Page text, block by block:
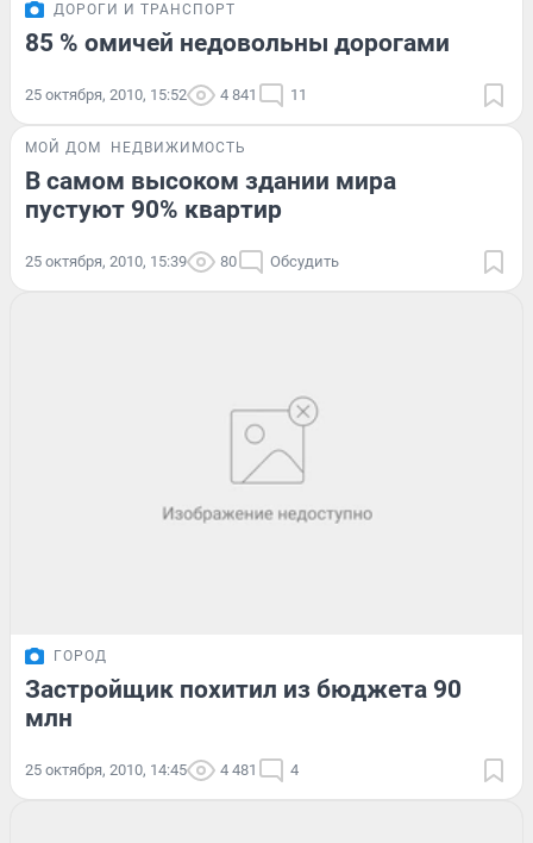
ДОРОГИ И ТРАНСПОРТ
85 % омичей недовольны дорогами
25 октября, 2010, 15:52 4 841 11
МОЙ ДОМ НЕДВИЖИМОСТЬ
В самом высоком здании мира
пустуют 90% квартир
25 октября, 2010, 15:39 80 Обсудить
ГОРОД
Застройщик похитил из бюджета 90
млн
25 октября, 2010, 14:45 4 481 4